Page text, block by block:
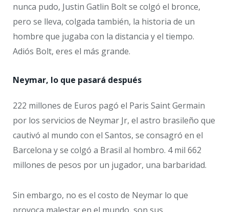
nunca pudo, Justin Gatlin Bolt se colgó el bronce,
pero se lleva, colgada también, la historia de un
hombre que jugaba con la distancia y el tiempo.
Adiós Bolt, eres el más grande.
Neymar, lo que pasará después
222 millones de Euros pagó el Paris Saint Germain
por los servicios de Neymar Jr, el astro brasileño que
cautivó al mundo con el Santos, se consagró en el
Barcelona y se colgó a Brasil al hombro. 4 mil 662
millones de pesos por un jugador, una barbaridad.
Sin embargo, no es el costo de Neymar lo que